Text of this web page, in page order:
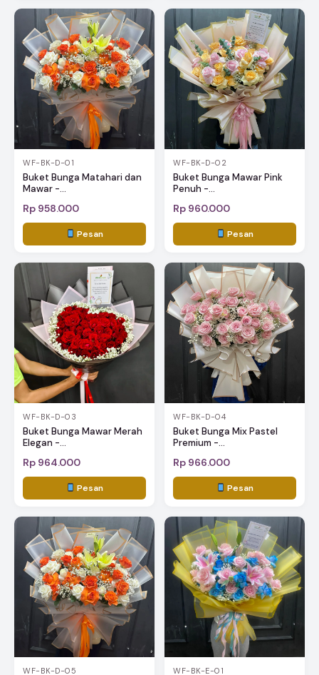
WF-BK-D-01
Buket Bunga Matahari dan
Mawar -...
Rp 958.000
Pesan
WF-BK-D-02
Buket Bunga Mawar Pink
Penuh -...
Rp 960.000
Pesan
WF-BK-D-03
Buket Bunga Mawar Merah
Elegan -...
Rp 964.000
Pesan
WF-BK-D-04
Buket Bunga Mix Pastel
Premium -...
Rp 966.000
Pesan
WF-BK-D-05 WF-BK-E-01